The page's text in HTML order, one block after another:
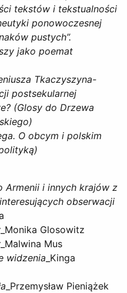
tekstów i tekstualności
ponowoczesnej
pustych”.
jako poemat
Tkaczyszyna-
postsekularnej
(Glosy do Drzewa
O obcym i polskim
Armenii i innych krajów z
obserwacji
_Monika Glosowitz
_Malwina Mus
widzenia _Kinga
_Przemysław Pieniążek